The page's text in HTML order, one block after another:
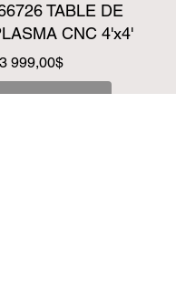
TABLE DE
CNC 4'x4'
3 999,00$Prix